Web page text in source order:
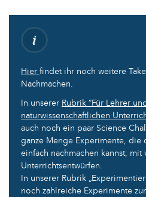
Hier findet ihr noch weitere
Nachmachen.
In unserer Rubrik “Für Lehrer
naturwissenschaftlichen
auch noch ein paar Science
ganze Menge Experimente, die
einfach nachmachen kannst,
Unterrichtsentwürfen.
In unserer Rubrik
noch zahlreiche Experimente